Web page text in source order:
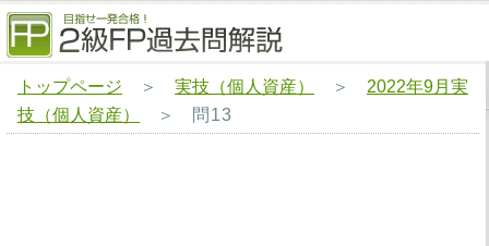
トップページ ＞ 実技（個人資産） ＞ 2022年9月実
技（個人資産）
＞ 問13